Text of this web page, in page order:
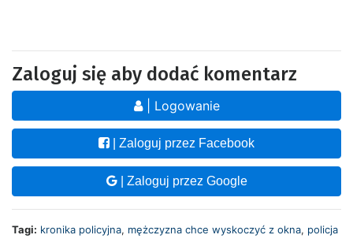
Zaloguj się aby dodać komentarz
| Logowanie
| Zaloguj przez Facebook
| Zaloguj przez Google
Tagi: kronika policyjna, mężczyzna chce wyskoczyć z okna, policja